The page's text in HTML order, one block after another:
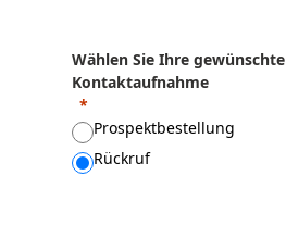
Wählen Sie Ihre gewünschte
Kontaktaufnahme
Prospektbestellung
Rückruf